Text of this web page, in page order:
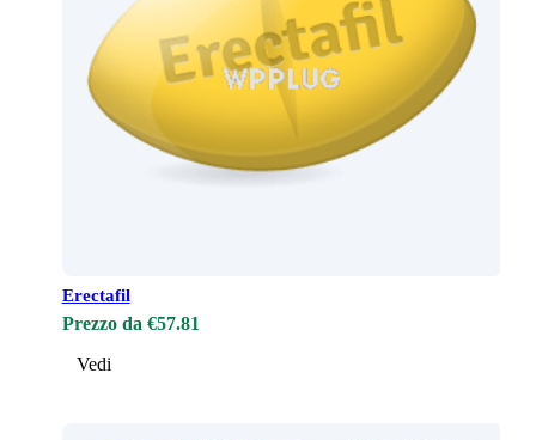
Erectafil
Prezzo da €57.81
Vedi